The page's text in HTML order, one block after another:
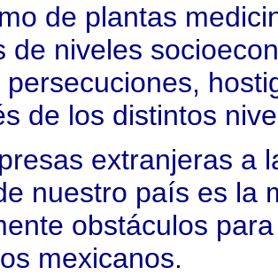
de plantas
de niveles
persecuciones,
de los distintos
extranjeras a
nuestro país es la
obstáculos
mexicanos.